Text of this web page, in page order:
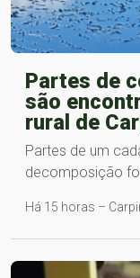
Partes de
são
rural de
Partes de um
decomposição
Há 15 horas –